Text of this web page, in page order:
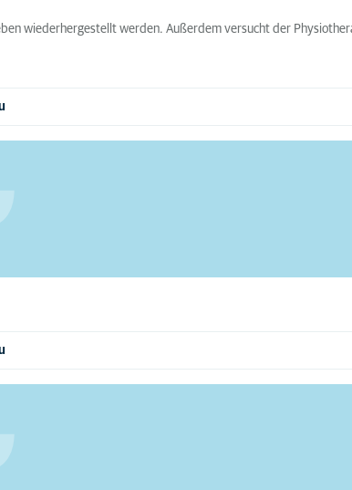
wiederhergestellt werden. Außerdem versucht der